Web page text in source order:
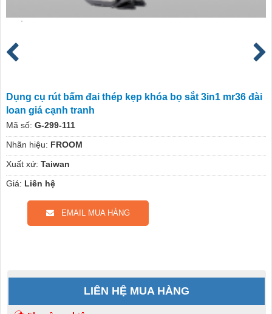
Dụng cụ rút bấm đai thép kẹp khóa bọ sắt 3in1 mr36 đài
loan giá cạnh tranh
Mã số: G-299-111
Nhãn hiệu: FROOM
Xuất xứ: Taiwan
Giá: Liên hệ
EMAIL MUA HÀNG
LIÊN HỆ MUA HÀNG